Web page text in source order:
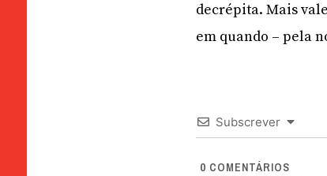
decrépita. Mais
em quando – pela
Subscrever
0 COMENTÁRIOS